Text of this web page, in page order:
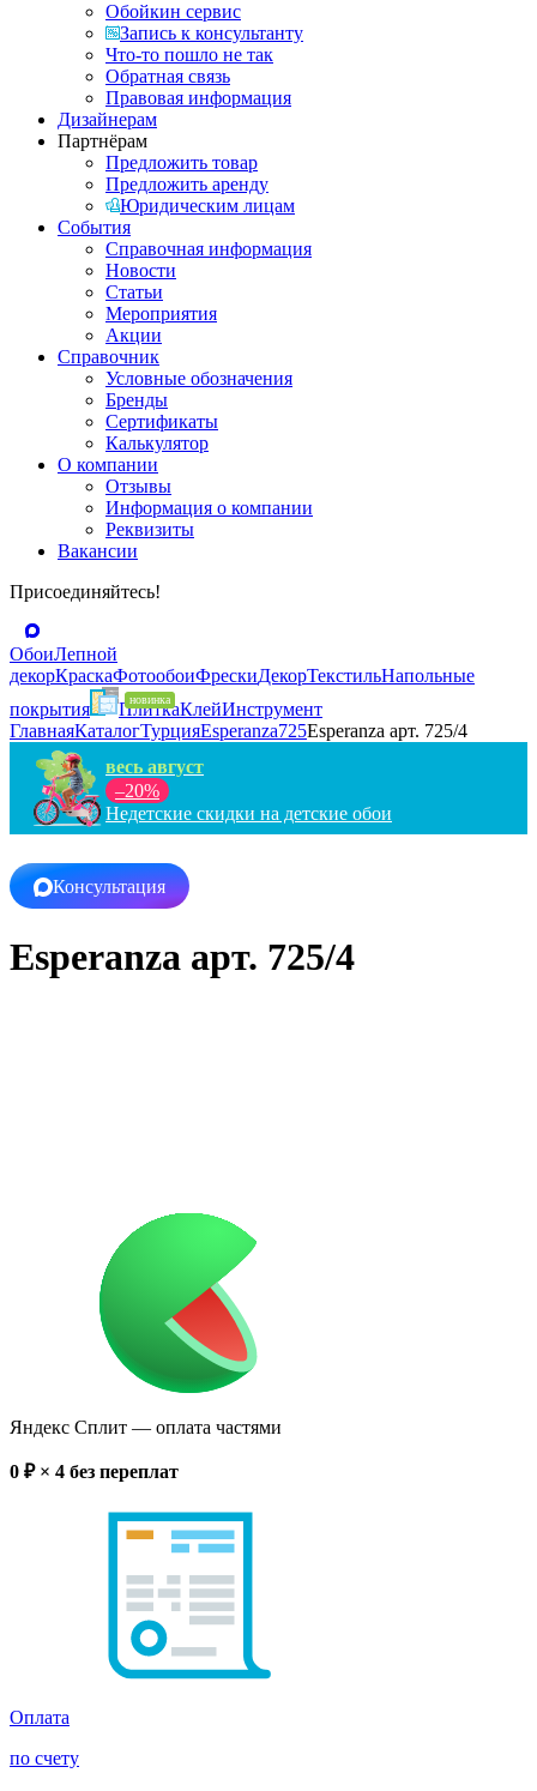
Обойкин сервис
Запись к консультанту
Что-то пошло не так
Обратная связь
Правовая информация
Дизайнерам
Партнёрам
Предложить товар
Предложить аренду
Юридическим лицам
События
Справочная информация
Новости
Статьи
Мероприятия
Акции
Справочник
Условные обозначения
Бренды
Сертификаты
Калькулятор
О компании
Отзывы
Информация о компании
Реквизиты
Вакансии
Присоединяйтесь!
ОбоиЛепной
декорКраскаФотообоиФрескиДекорТекстильНапольные
покрытия
ПлиткаКлейИнструмент
ГлавнаяКаталогТурцияEsperanza725Esperanza арт. 725/4
весь август
–20%
Недетские скидки на детские обои
Консультация
Esperanza арт. 725/4
Яндекс Сплит — оплата частями
0 ₽ × 4 без переплат
Оплата
по счету